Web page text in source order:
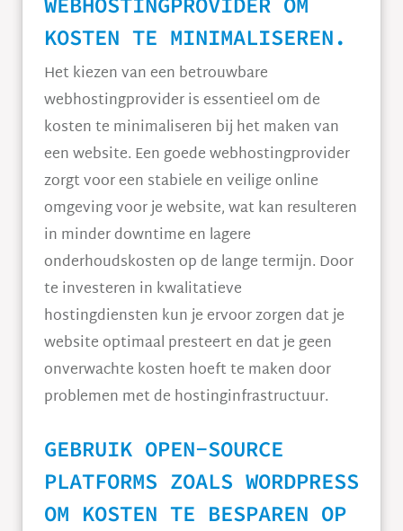
KOSTEN TE MINIMALISEREN.
Het kiezen van een betrouwbare
webhostingprovider is essentieel om de
kosten te minimaliseren bij het maken van
een website. Een goede webhostingprovider
zorgt voor een stabiele en veilige online
omgeving voor je website, wat kan resulteren
in minder downtime en lagere
onderhoudskosten op de lange termijn. Door
te investeren in kwalitatieve
hostingdiensten kun je ervoor zorgen dat je
website optimaal presteert en dat je geen
onverwachte kosten hoeft te maken door
problemen met de hostinginfrastructuur.
GEBRUIK OPEN-SOURCE
PLATFORMS ZOALS WORDPRESS
OM KOSTEN TE BESPAREN OP